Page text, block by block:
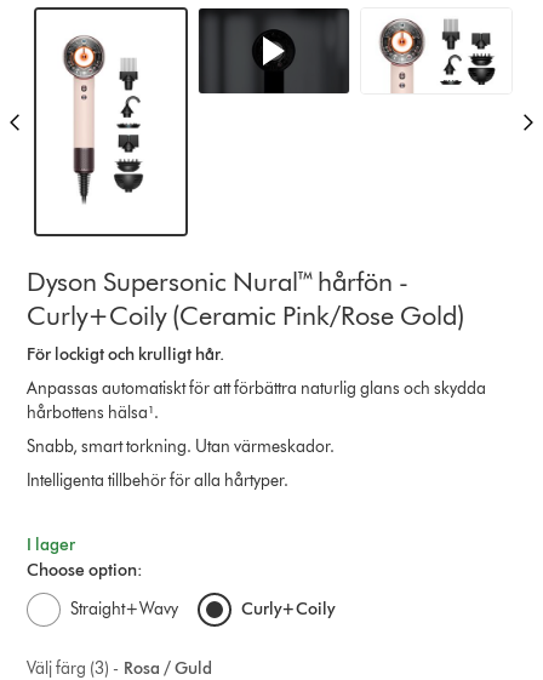
Dyson Supersonic Nural™ hårfön -
Curly+Coily (Ceramic Pink/Rose Gold)
För lockigt och krulligt hår.
Anpassas automatiskt för att förbättra naturlig glans och skydda
hårbottens hälsa¹.
Snabb, smart torkning. Utan värmeskador.
Intelligenta tillbehör för alla hårtyper.
I lager
Choose option:
Straight+Wavy
Curly+Coily
Rosa / Guld
Välj färg (3) -